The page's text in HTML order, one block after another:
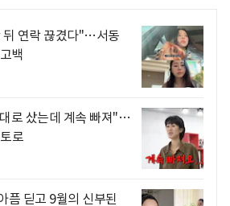
뒤 연락 끊겼다"…서동
백
로 샀는데 계속 빠져"…
로
픔 딛고 9월의 신부된